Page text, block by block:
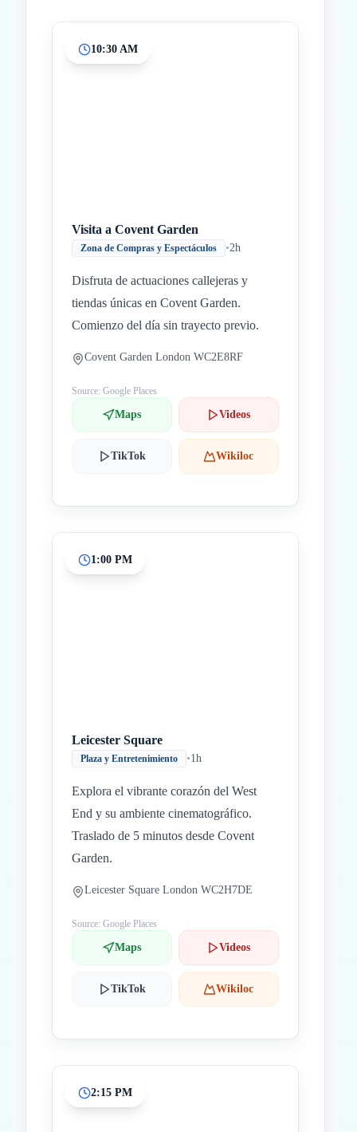
10:30 AM
Visita a Covent Garden
Zona de Compras y Espectáculos •2h
Disfruta de actuaciones callejeras y
tiendas únicas en Covent Garden.
Comienzo del día sin trayecto previo.
Covent Garden London WC2E8RF
Source: Google Places
Maps Videos
TikTok Wikiloc
1:00 PM
Leicester Square
Plaza y Entretenimiento •1h
Explora el vibrante corazón del West
End y su ambiente cinematográfico.
Traslado de 5 minutos desde Covent
Garden.
Leicester Square London WC2H7DE
Source: Google Places
Maps Videos
TikTok Wikiloc
2:15 PM